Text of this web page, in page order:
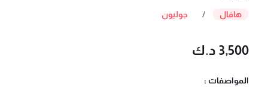
هافال / جوليون
3,500 د.ك
المواصفات :